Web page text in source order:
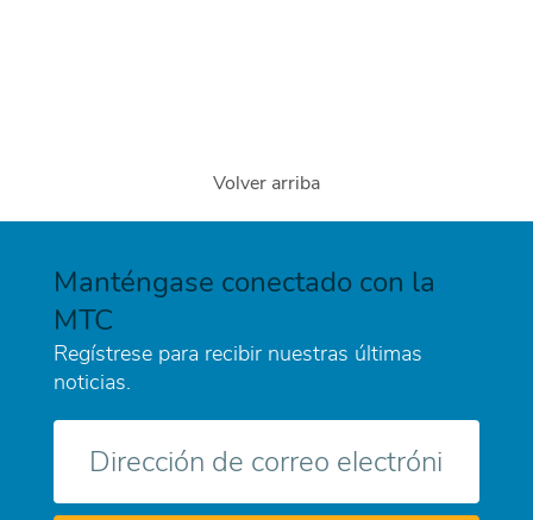
Volver arriba
Manténgase conectado con la
MTC
Regístrese para recibir nuestras últimas
noticias.
electrónico